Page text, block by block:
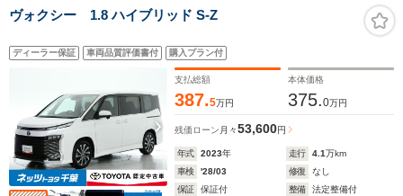
ヴォクシー 1.8 ハイブリッド S-Z
ディーラー保証 車両品質評価書付 購入プラン付
支払総額
387.5万円
本体価格
375.0万円
残価ローン 月々53,600円
年式 2023年 走行 4.1万km
車検
'28/03 修復
なし
保証
保証付 整備
法定整備付